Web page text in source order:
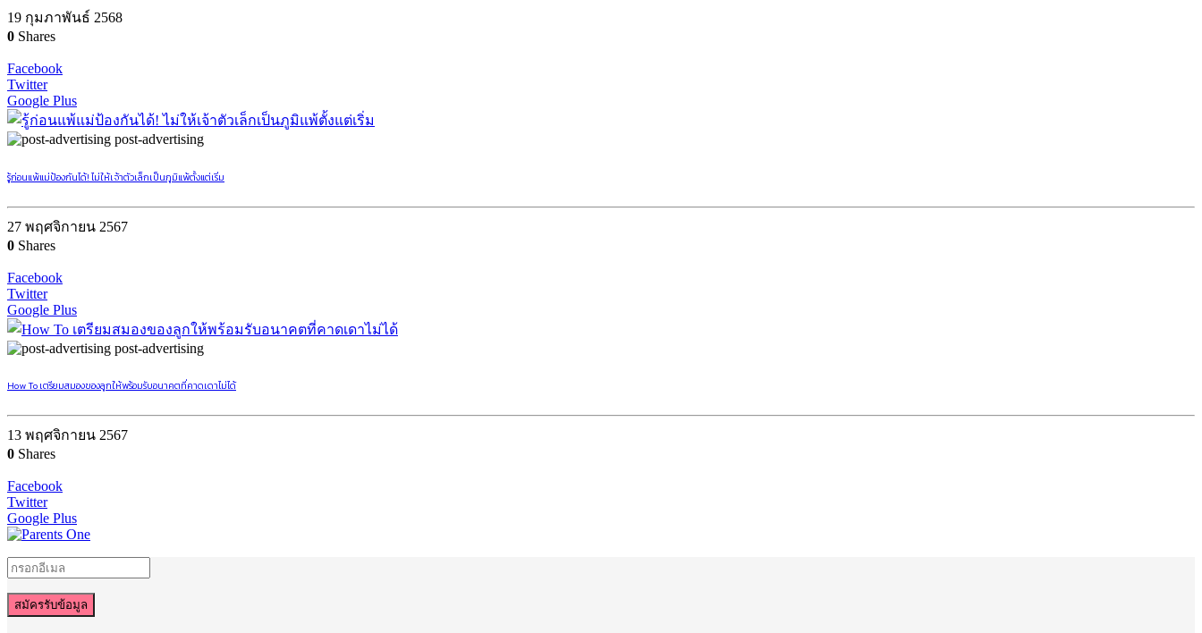
19 กุมภาพันธ์ 2568
0 Shares
Facebook
Twitter
Google Plus
post-advertising
รู้ก่อนแพ้แม่ป้องกันได้! ไม่ให้เจ้าตัวเล็กเป็นภูมิแพ้ตั้งแต่เริ่ม
27 พฤศจิกายน 2567
0 Shares
Facebook
Twitter
Google Plus
post-advertising
How To เตรียมสมองของลูกให้พร้อมรับอนาคตที่คาดเดาไม่ได้
13 พฤศจิกายน 2567
0 Shares
Facebook
Twitter
Google Plus
สมัครรับข้อมูล